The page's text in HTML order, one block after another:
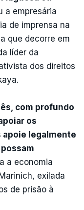
a empresária
de imprensa na
que decorre em
líder da
dos direitos
com profundo
os
legalmente
a economia
exilada
de prisão à